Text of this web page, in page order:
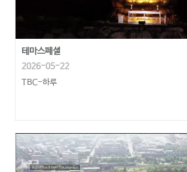
테마스페셜
2026-05-22
TBC-하루